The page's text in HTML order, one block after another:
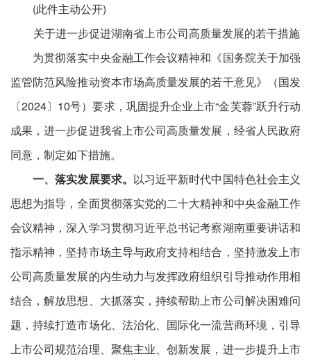
(此件主动公开)
关于进一步促进湖南省上市公司高质量发展的若干措施
为贯彻落实中央金融工作会议精神和《国务院关于加强
监管防范风险推动资本市场高质量发展的若干意见》（国发
〔2024〕10号）要求，巩固提升企业上市“金芙蓉”跃升行动
成果，进一步促进我省上市公司高质量发展，经省人民政府
同意，制定如下措施。
一、落实发展要求。 以习近平新时代中国特色社会主义
思想为指导，全面贯彻落实党的二十大精神和中央金融工作
会议精神，深入学习贯彻习近平总书记考察湖南重要讲话和
指示精神，坚持市场主导与政府支持相结合，坚持激发上市
公司高质量发展的内生动力与发挥政府组织引导推动作用相
结合，解放思想、大抓落实，持续帮助上市公司解决困难问
题，持续打造市场化、法治化、国际化一流营商环境，引导
上市公司规范治理、聚焦主业、创新发展，进一步提升上市